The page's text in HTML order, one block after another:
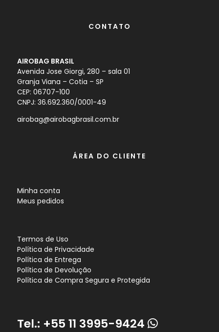
CONTATO
AIROBAG BRASIL
Avenida Jose Giorgi, 280 – sala 01
Granja Viana – Cotia – SP
CEP: 06707-100
CNPJ: 36.692.360/0001-49
airobag@airobagbrasil.com.br
ÁREA DO CLIENTE
Minha conta
Meus pedidos
Termos de Uso
Política de Privacidade
Política de Entrega
Política de Devolução
Política de Compra Segura e Protegida
Tel.: +55 11 3995-9424